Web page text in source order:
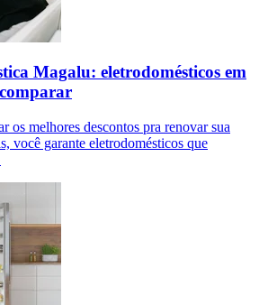
Magalu: eletrodomésticos em
os melhores descontos pra renovar sua
você garante eletrodomésticos que